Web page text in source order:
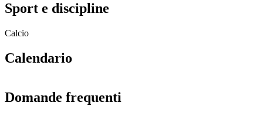
Sport e discipline
Calcio
Calendario
Domande frequenti